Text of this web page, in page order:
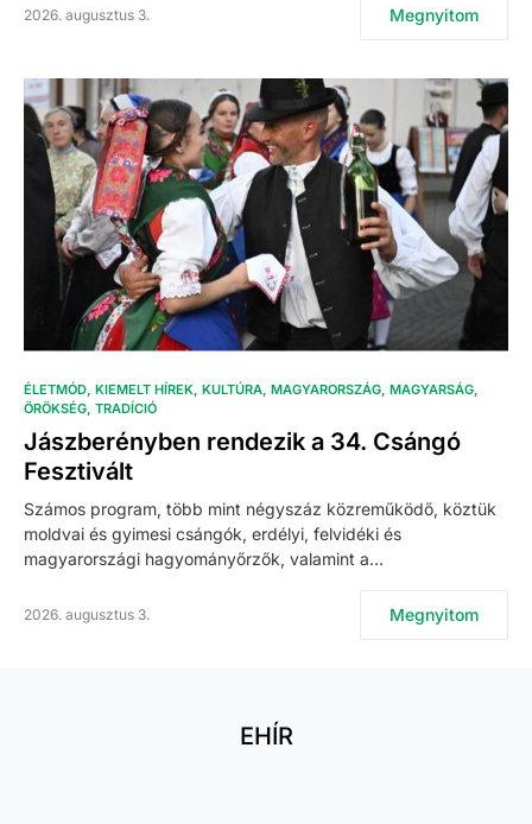
2026. augusztus 3. Megnyitom
ÉLETMÓD KIEMELT HÍREK KULTÚRA MAGYARORSZÁG MAGYARSÁG
ÖRÖKSÉG TRADÍCIÓ
Jászberényben rendezik a 34. Csángó
Fesztivált
Számos program, több mint négyszáz közreműködő, köztük
moldvai és gyimesi csángók, erdélyi, felvidéki és
magyarországi hagyományőrzők, valamint a…
2026. augusztus 3. Megnyitom
EHÍR